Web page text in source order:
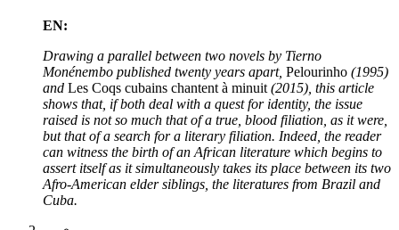
EN:
Drawing a parallel between two novels by Tierno
Monénembo published twenty years apart, Pelourinho (1995)
and Les Coqs cubains chantent à minuit (2015), this article
shows that, if both deal with a quest for identity, the issue
raised is not so much that of a true, blood filiation, as it were,
but that of a search for a literary filiation. Indeed, the reader
can witness the birth of an African literature which begins to
assert itself as it simultaneously takes its place between its two
Afro-American elder siblings, the literatures from Brazil and
Cuba.